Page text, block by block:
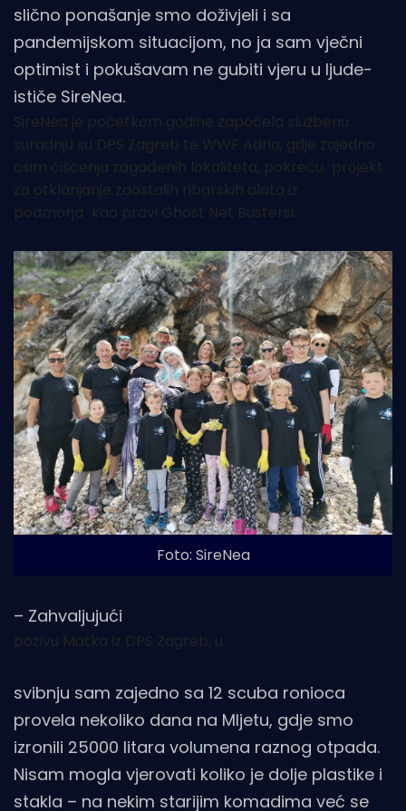
slično ponašanje smo doživjeli i sa
pandemijskom situacijom, no ja sam vječni
optimist i pokušavam ne gubiti vjeru u ljude-
ističe SireNea.
SireNea je početkom godine započela službenu
suradnju su DPS Zagreb te WWF Adria, gdje zajedno
osim čišćenja zagađenih lokaliteta, pokreću projekt
za otklanjanje zaostalih ribarskih alata iz
podmorja kao pravi Ghost Net Bustersi.
Foto: SireNea
– Zahvaljujući
pozivu Matka iz DPS Zagreb, u
svibnju sam zajedno sa 12 scuba ronioca
provela nekoliko dana na Mljetu, gdje smo
izronili 25000 litara volumena raznog otpada.
Nisam mogla vjerovati koliko je dolje plastike i
stakla – na nekim starijim komadima već se